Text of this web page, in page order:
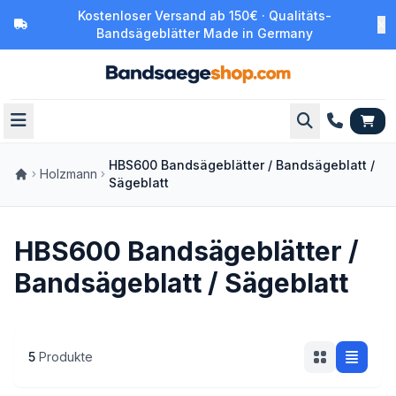
Kostenloser Versand ab 150€ · Qualitäts-
Bandsägeblätter Made in Germany
Holzmann
HBS600 Bandsägeblätter / Bandsägeblatt /
Sägeblatt
HBS600 Bandsägeblätter /
Bandsägeblatt / Sägeblatt
5 Produkte